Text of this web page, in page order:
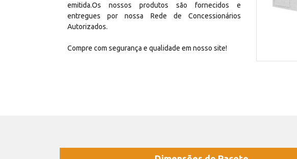
emitida.Os nossos produtos são fornecidos e
entregues por nossa Rede de Concessionários
Autorizados.
Compre com segurança e qualidade em nosso site!